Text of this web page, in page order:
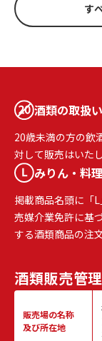
す
酒類の取扱
20歳未満の方の飲
対して販売はいた
みりん・料
掲載商品名頭に「
売媒介業免許に基
する酒類商品の注
酒類販売管
販売場の名称
及び所在地